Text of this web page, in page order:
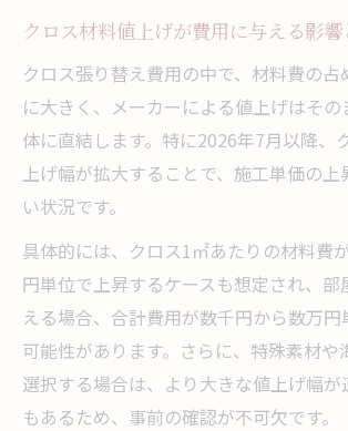
げ情報
グ
クロス張り替え最適時期を最
解く
価格改定前のクロス張り替えが
リフォーム時はクロス値上げ
極めるか
リリカラ・東リ値上げ情報か
画法
タイミング次第で変わるクロス
クロス材料値上げが費用に与える影響
クロス張り替え費用の中で、材料費の占
に大きく、メーカーによる値上げはそ
体に直結します。特に2026年7月以降、
上げ幅が拡大することで、施工単価の
い状況です。
具体的には、クロス1㎡あたりの材料費
円単位で上昇するケースも想定され、部
える場合、合計費用が数千円から数万円
可能性があります。さらに、特殊素材や
選択する場合は、より大きな値上げ幅が
もあるため、事前の確認が不可欠です。